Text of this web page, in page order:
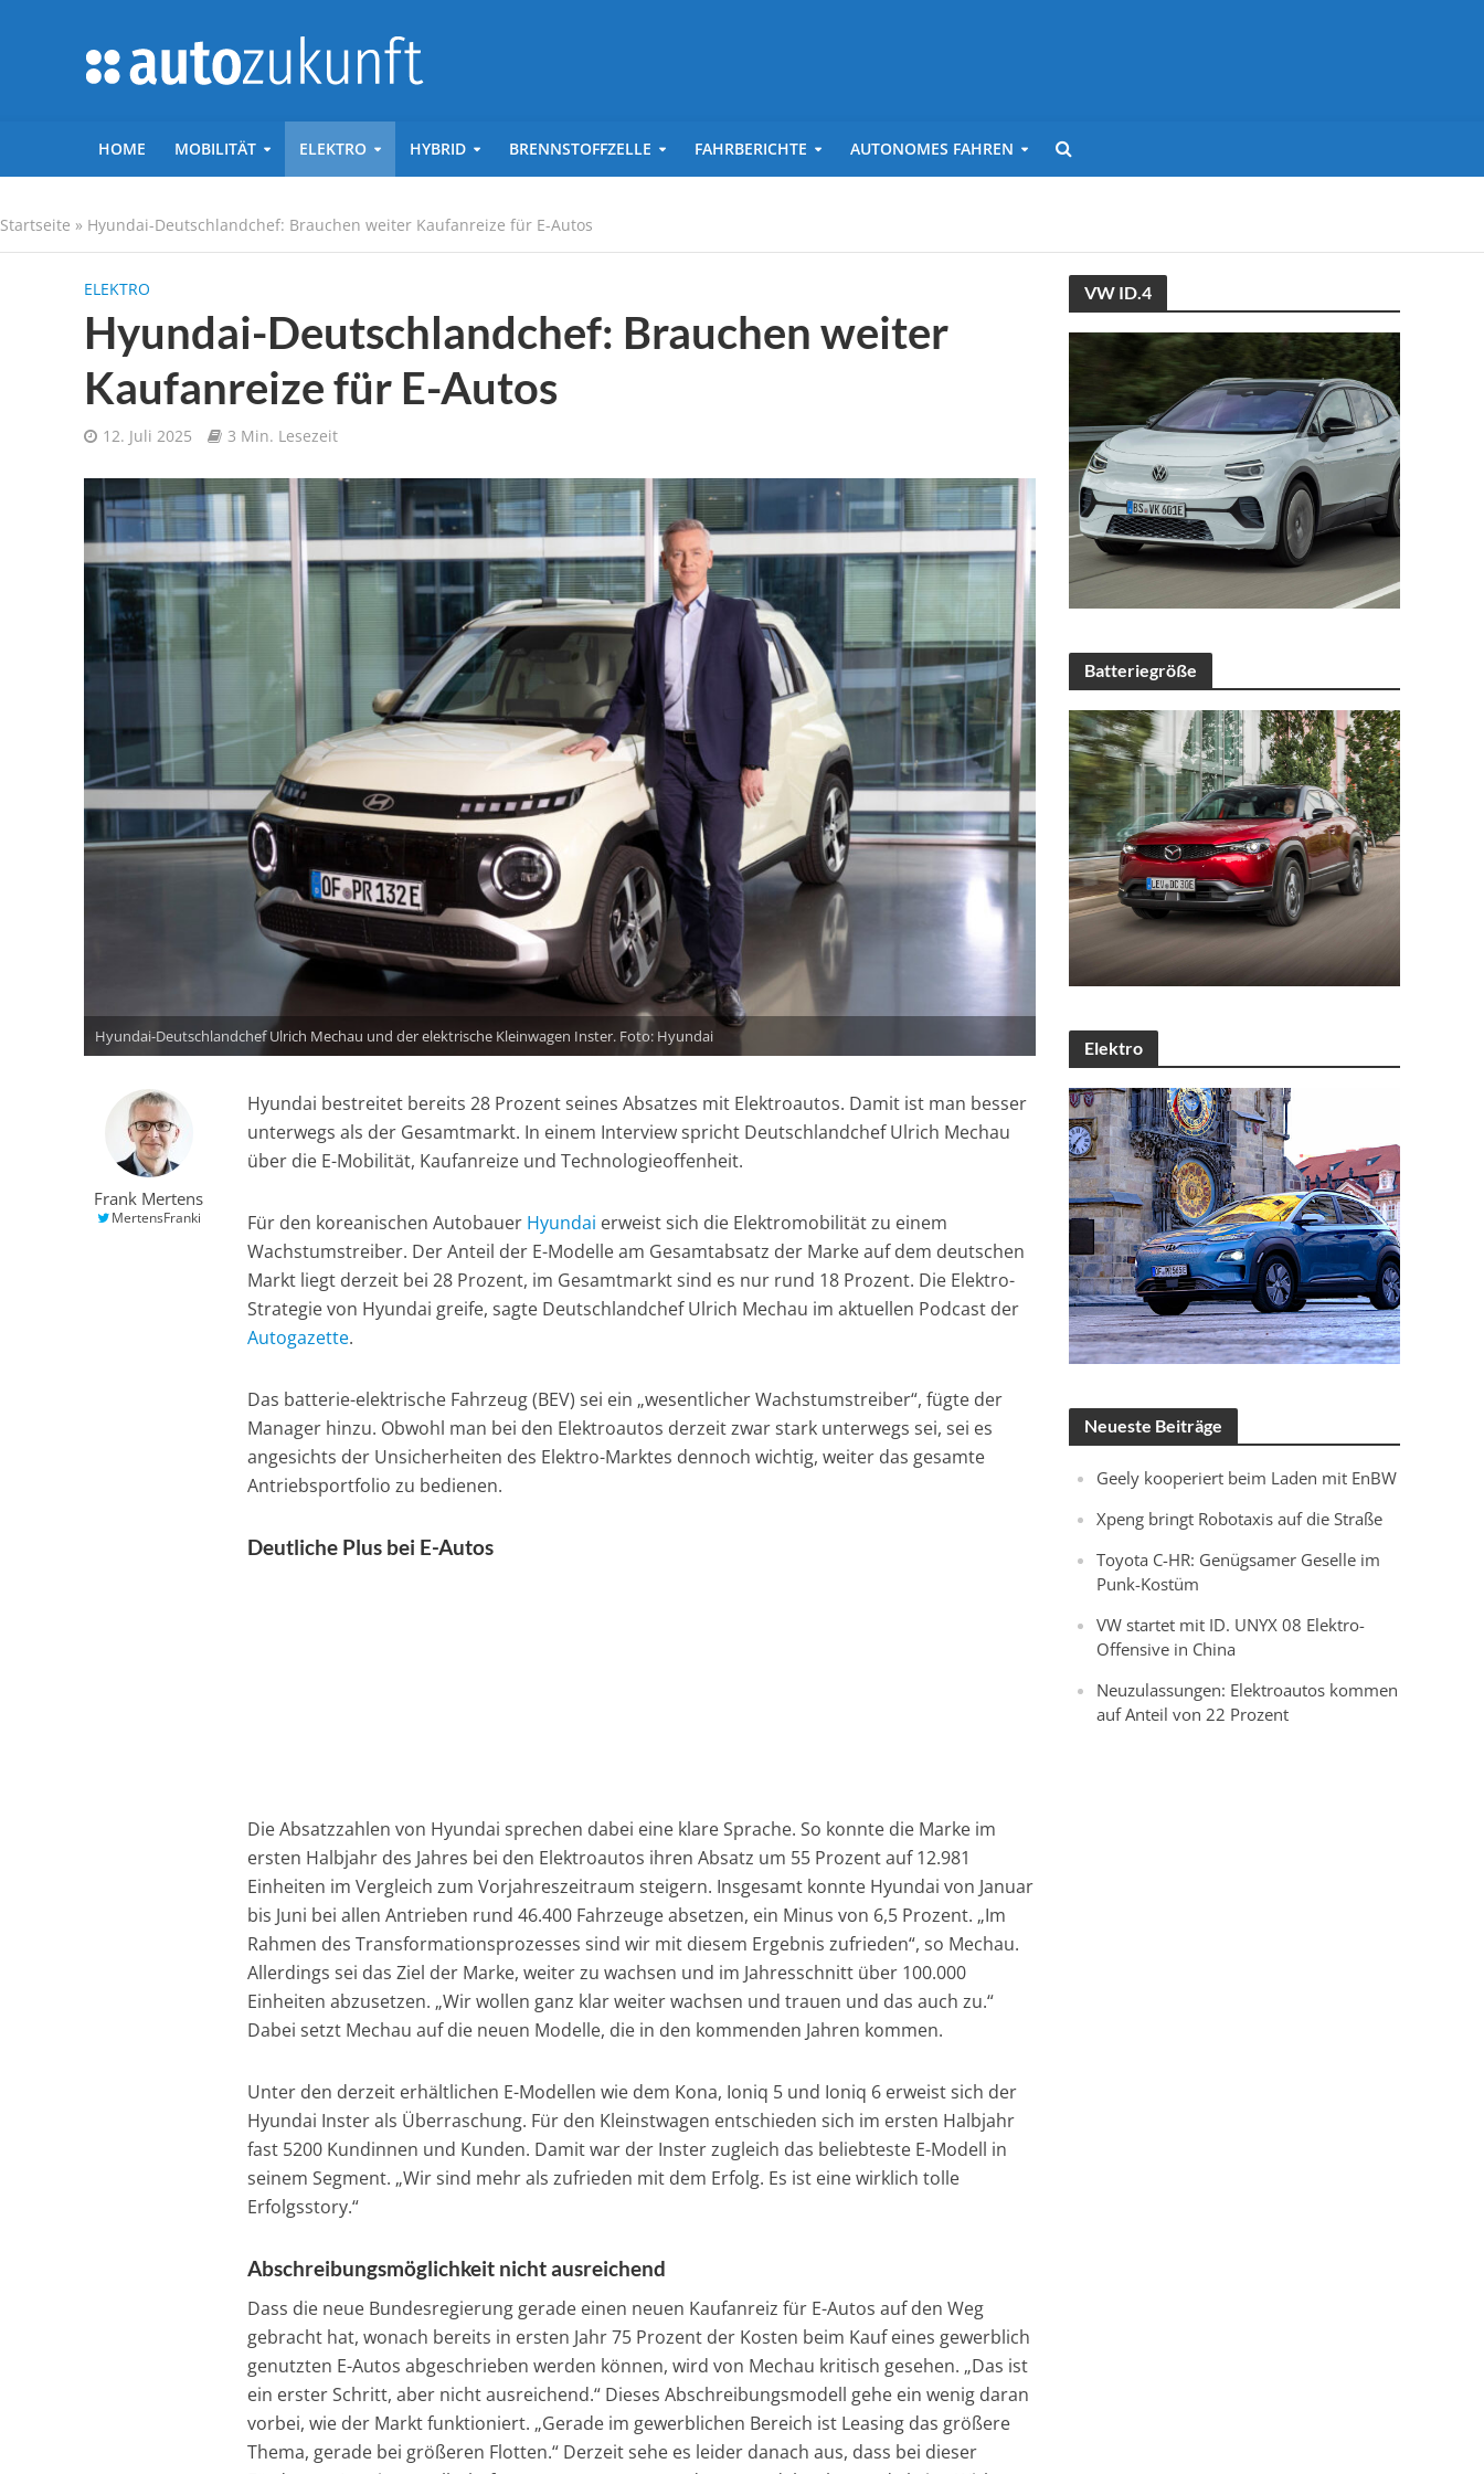
HOME MOBILITÄT ELEKTRO HYBRID BRENNSTOFFZELLE FAHRBERICHTE AUTONOMES FAHREN
Startseite » Hyundai-Deutschlandchef: Brauchen weiter Kaufanreize für E-Autos
ELEKTRO
Hyundai-Deutschlandchef: Brauchen weiter
Kaufanreize für E-Autos
12. Juli 2025 3 Min. Lesezeit
Hyundai-Deutschlandchef Ulrich Mechau und der elektrische Kleinwagen Inster. Foto: Hyundai
Frank Mertens
MertensFranki
Hyundai bestreitet bereits 28 Prozent seines Absatzes mit Elektroautos. Damit ist man besser
unterwegs als der Gesamtmarkt. In einem Interview spricht Deutschlandchef Ulrich Mechau
über die E-Mobilität, Kaufanreize und Technologieoffenheit.
Für den koreanischen Autobauer Hyundai erweist sich die Elektromobilität zu einem
Wachstumstreiber. Der Anteil der E-Modelle am Gesamtabsatz der Marke auf dem deutschen
Markt liegt derzeit bei 28 Prozent, im Gesamtmarkt sind es nur rund 18 Prozent. Die Elektro-
Strategie von Hyundai greife, sagte Deutschlandchef Ulrich Mechau im aktuellen Podcast der
Autogazette.
Das batterie-elektrische Fahrzeug (BEV) sei ein „wesentlicher Wachstumstreiber“, fügte der
Manager hinzu. Obwohl man bei den Elektroautos derzeit zwar stark unterwegs sei, sei es
angesichts der Unsicherheiten des Elektro-Marktes dennoch wichtig, weiter das gesamte
Antriebsportfolio zu bedienen.
Deutliche Plus bei E-Autos
Die Absatzzahlen von Hyundai sprechen dabei eine klare Sprache. So konnte die Marke im
ersten Halbjahr des Jahres bei den Elektroautos ihren Absatz um 55 Prozent auf 12.981
Einheiten im Vergleich zum Vorjahreszeitraum steigern. Insgesamt konnte Hyundai von Januar
bis Juni bei allen Antrieben rund 46.400 Fahrzeuge absetzen, ein Minus von 6,5 Prozent. „Im
Rahmen des Transformationsprozesses sind wir mit diesem Ergebnis zufrieden“, so Mechau.
Allerdings sei das Ziel der Marke, weiter zu wachsen und im Jahresschnitt über 100.000
Einheiten abzusetzen. „Wir wollen ganz klar weiter wachsen und trauen und das auch zu.“
Dabei setzt Mechau auf die neuen Modelle, die in den kommenden Jahren kommen.
Unter den derzeit erhältlichen E-Modellen wie dem Kona, Ioniq 5 und Ioniq 6 erweist sich der
Hyundai Inster als Überraschung. Für den Kleinstwagen entschieden sich im ersten Halbjahr
fast 5200 Kundinnen und Kunden. Damit war der Inster zugleich das beliebteste E-Modell in
seinem Segment. „Wir sind mehr als zufrieden mit dem Erfolg. Es ist eine wirklich tolle
Erfolgsstory.“
Abschreibungsmöglichkeit nicht ausreichend
Dass die neue Bundesregierung gerade einen neuen Kaufanreiz für E-Autos auf den Weg
gebracht hat, wonach bereits in ersten Jahr 75 Prozent der Kosten beim Kauf eines gewerblich
genutzten E-Autos abgeschrieben werden können, wird von Mechau kritisch gesehen. „Das ist
ein erster Schritt, aber nicht ausreichend.“ Dieses Abschreibungsmodell gehe ein wenig daran
vorbei, wie der Markt funktioniert. „Gerade im gewerblichen Bereich ist Leasing das größere
Thema, gerade bei größeren Flotten.“ Derzeit sehe es leider danach aus, dass bei dieser
VW ID.4
Batteriegröße
Elektro
Neueste Beiträge
Geely kooperiert beim Laden mit EnBW
Xpeng bringt Robotaxis auf die Straße
Toyota C-HR: Genügsamer Geselle im
Punk-Kostüm
VW startet mit ID. UNYX 08 Elektro-
Offensive in China
Neuzulassungen: Elektroautos kommen
auf Anteil von 22 Prozent